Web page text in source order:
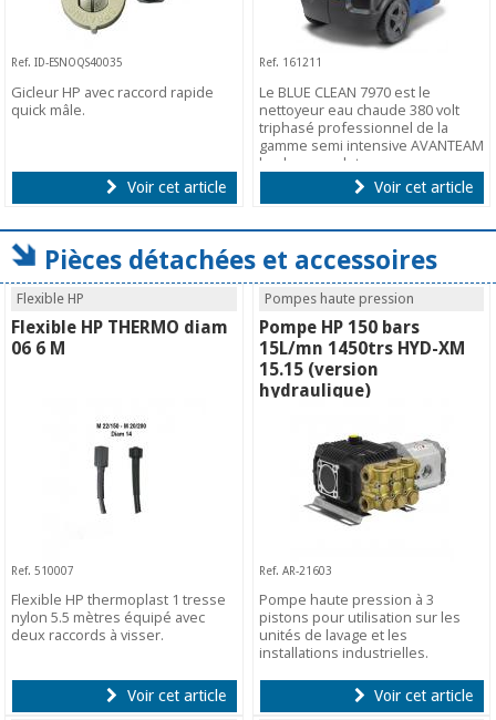
Ref. ID-ESNOQS40035
Gicleur HP avec raccord rapide
quick mâle.
Voir cet article
Ref. 161211
Le BLUE CLEAN 7970 est le
nettoyeur eau chaude 380 volt
triphasé professionnel de la
gamme semi intensive AVANTEAM
le plus complet.
Voir cet article
Pièces détachées et accessoires
Flexible HP
Flexible HP THERMO diam
06 6 M
Ref. 510007
Flexible HP thermoplast 1 tresse
nylon 5.5 mètres équipé avec
deux raccords à visser.
Voir cet article
Pompes haute pression
Pompe HP 150 bars
15L/mn 1450trs HYD-XM
15.15 (version
hydraulique)
Ref. AR-21603
Pompe haute pression à 3
pistons pour utilisation sur les
unités de lavage et les
installations industrielles.
Voir cet article